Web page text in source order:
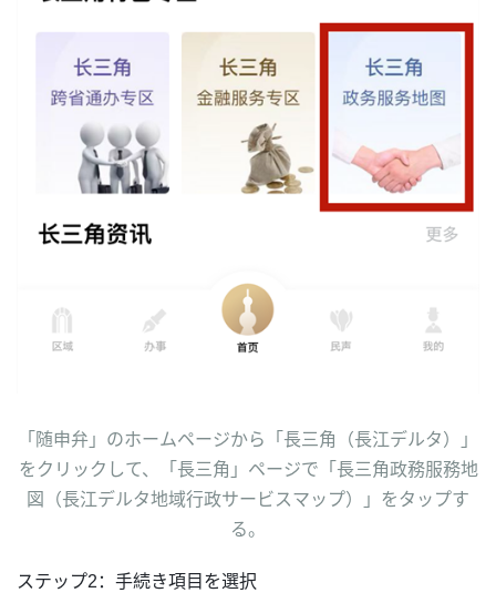
「随申弁」のホームページから「長三角（長江デルタ）」
をクリックして、「長三角」ページで「長三角政務服務地
図（長江デルタ地域行政サービスマップ）」をタップす
る。
ステップ2：手続き項目を選択